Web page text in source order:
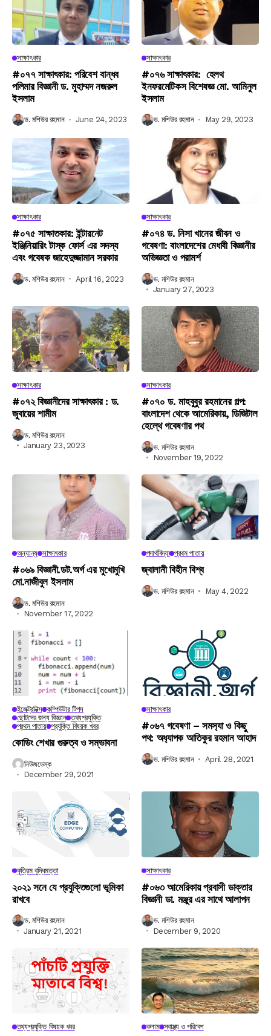
সাক্ষাৎকার
#০৭৭ সাক্ষাৎকার: পরিবেশ বান্ধব
পলিমার বিজ্ঞানী ড. মুহাম্মদ নজরুল
ইসলাম
ড. মশিউর রহমান June 24, 2023
সাক্ষাৎকার
#০৭৬ সাক্ষাৎকার: হেলথ
ইনফরমেটিকস বিশেষজ্ঞ মো. আমিনুল
ইসলাম
ড. মশিউর রহমান May 29, 2023
সাক্ষাৎকার
#০৭৫ সাক্ষাতকার: ইন্টারনেট
ইঞ্জিনিয়ারিং টাস্ক ফোর্স এর সদস্য
এবং গবেষক জাহেদুজ্জামান সরকার
ড. মশিউর রহমান April 16, 2023
সাক্ষাৎকার
#০৭৪ ড. নিসা খানের জীবন ও
গবেষণা: বাংলাদেশের মেধাবী বিজ্ঞানীর
অভিজ্ঞতা ও পরামর্শ
ড. মশিউর রহমান
January 27, 2023
সাক্ষাৎকার
#০৭২ বিজ্ঞানীদের সাক্ষাৎকার : ড.
জুবায়ের শামীম
ড. মশিউর রহমান
January 23, 2023
সাক্ষাৎকার
#০৭০ ড. মাহবুবুর রহমানের গল্প:
বাংলাদেশ থেকে আমেরিকায়, ডিজিটাল
হেল্থে গবেষণার পথ
ড. মশিউর রহমান
November 19, 2022
অন্যান্য সাক্ষাৎকার
#০৬৯ বিজ্ঞানী.ডট.অর্গ এর মুখোমুখি
মো.নাজীবুল ইসলাম
ড. মশিউর রহমান
November 17, 2022
পদার্থবিদ্যা প্রথম পাতায়
জ্বালানী বিহীন বিশ্ব
ড. মশিউর রহমান May 4, 2022
ইলেক্ট্রনিক্স কম্পিউটার টিপস
ছোটদের জন্য বিজ্ঞান তথ্যপ্রযুক্তি
প্রথম পাতায় প্রযুক্তি বিষয়ক খবর
কোডিং শেখার গুরুত্ব ও সম্ভাবনা
নিউজডেস্ক
December 29, 2021
সাক্ষাৎকার
#০৬৭ গবেষণা – সমস‍্যা ও কিছু
পথ: অধ‍্যাপক আতিকুর রহমান আহাদ
ড. মশিউর রহমান April 28, 2021
কৃত্রিম বুদ্ধিমত্তা
২০২১ সনে যে প্রযুক্তিগুলো ভূমিকা
রাখবে
ড. মশিউর রহমান
January 21, 2021
সাক্ষাৎকার
#০৬৩ আমেরিকায় প্রবাসী ডাক্তার
বিজ্ঞানী ডা. মঞ্জুর এর সাথে আলাপন
ড. মশিউর রহমান
December 9, 2020
তথ্যপ্রযুক্তি বিষয়ক খবর কলাম স্বাস্থ্য ও পরিবেশ